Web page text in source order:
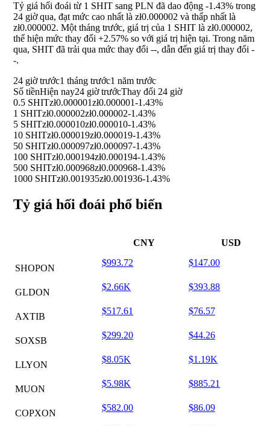
Tỷ giá hối đoái từ 1 SHIT sang PLN đã dao động -1.43% trong
24 giờ qua, đạt mức cao nhất là zł0.000002 và thấp nhất là
zł0.000002. Một tháng trước, giá trị của 1 SHIT là zł0.000002,
thể hiện mức thay đổi +2.57% so với giá trị hiện tại. Trong năm
qua, SHIT đã trải qua mức thay đổi --, dẫn đến giá trị thay đổi -
-.
24 giờ trước1 tháng trước1 năm trước
Số tiềnHiện nay24 giờ trướcThay đổi 24 giờ
0.5 SHITzł0.000001zł0.000001-1.43%
1 SHITzł0.000002zł0.000002-1.43%
5 SHITzł0.000010zł0.000010-1.43%
10 SHITzł0.000019zł0.000019-1.43%
50 SHITzł0.000097zł0.000097-1.43%
100 SHITzł0.000194zł0.000194-1.43%
500 SHITzł0.000968zł0.000968-1.43%
1000 SHITzł0.001935zł0.001936-1.43%
Tỷ giá hối đoái phổ biến
CNY USD
SHOPON
$993.72 $147.00
GLDON
$2.66K $393.88
AXTIB
$517.61 $76.57
SOXSB
$299.20 $44.26
LLYON
$8.05K $1.19K
MUON
$5.98K $885.21
COPXON
$582.00 $86.09